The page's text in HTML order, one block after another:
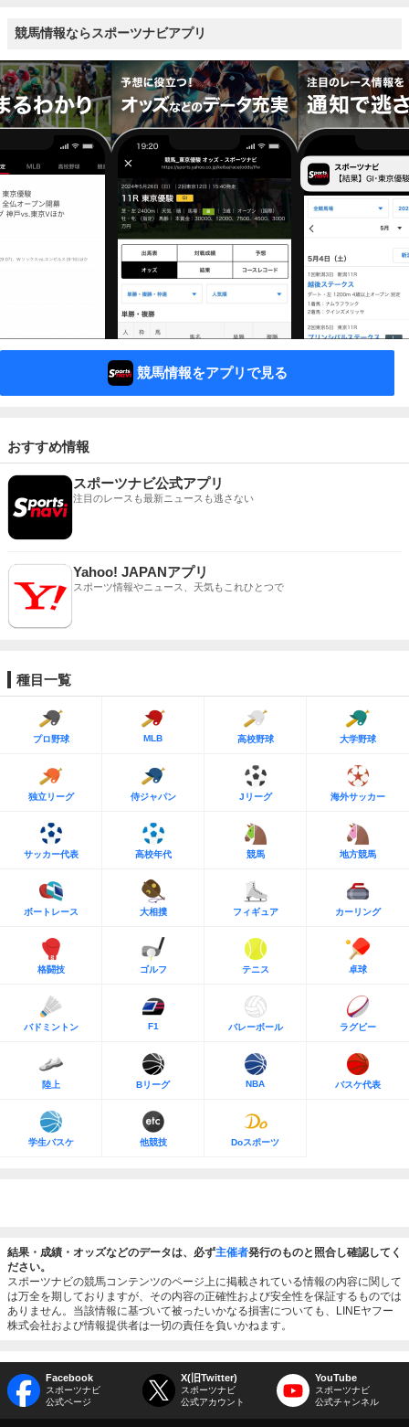
競馬情報ならスポーツナビアプリ
競馬情報をアプリで見る
おすすめ情報
スポーツナビ公式アプリ
注目のレースも最新ニュースも逃さない
Yahoo! JAPANアプリ
スポーツ情報やニュース、天気もこれひとつで
種目一覧
プロ野球 MLB 高校野球 大学野球
独立リーグ 侍ジャパン Jリーグ 海外サッカー
サッカー代表 高校年代 競馬 地方競馬
ボートレース 大相撲 フィギュア カーリング
格闘技 ゴルフ テニス 卓球
バドミントン F1 バレーボール ラグビー
陸上 Bリーグ NBA バスケ代表
学生バスケ 他競技 Doスポーツ
結果・成績・オッズなどのデータは、必ず主催者発行のものと照合し確認してく
ださい。
スポーツナビの競馬コンテンツのページ上に掲載されている情報の内容に関して
は万全を期しておりますが、その内容の正確性および安全性を保証するものでは
ありません。当該情報に基づいて被ったいかなる損害についても、LINEヤフー
株式会社および情報提供者は一切の責任を負いかねます。
Facebook
スポーツナビ
公式ページ
X(旧Twitter)
スポーツナビ
公式アカウント
YouTube
スポーツナビ
公式チャンネル